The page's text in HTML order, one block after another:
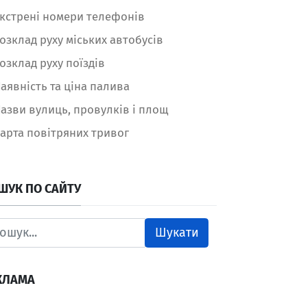
номери телефонів
руху міських автобусів
руху поїздів
та ціна палива
вулиць, провулків і площ
повітряних тривог
ПО САЙТУ
Шукати